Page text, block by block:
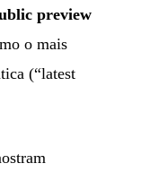
preview
o mais
(“latest